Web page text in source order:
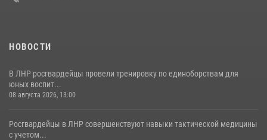
НОВОСТИ
В ЛНР росгвардейцы провели тренировку по единоборствам для
юных воспит...
08 августа 2026, 13:00
Росгвардейцы в ЛНР совершенствуют навыки тактической медицины
с учетом...